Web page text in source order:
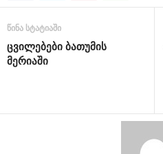
წინა სტატიაში
ცვილებები ბათუმის
მერიაში